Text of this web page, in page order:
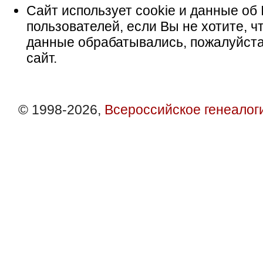
Сайт использует cookie и данные об
пользователей, если Вы не хотите,
данные обрабатывались,
сайт.
© 1998-2026, Всероссийское